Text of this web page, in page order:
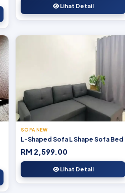
Lihat Detail
SOFA NEW
L-Shaped Sofa L Shape Sofa Bed
RM 2,599.00
Lihat Detail